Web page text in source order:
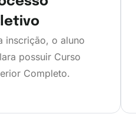
inscrição, o aluno
possuir Curso
Completo.